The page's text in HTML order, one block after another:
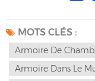
MOTS CLÉS :
Armoire De
Armoire Dans Le